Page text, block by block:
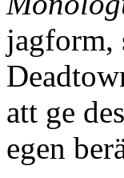
jagform,
att ge
egen